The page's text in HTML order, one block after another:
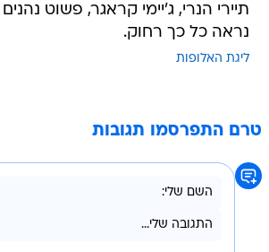
תיירי הנרי, ג'יימי קראגר, פשוט
נראה כל כך רחוק.
ליגת האלופות
טרם התפרסמו תגובות